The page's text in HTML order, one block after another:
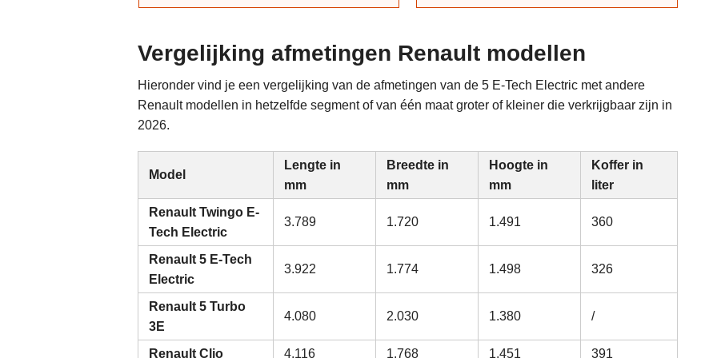
Vergelijking afmetingen Renault modellen
Hieronder vind je een vergelijking van de afmetingen van de 5 E-Tech Electric met andere
Renault modellen in hetzelfde segment of van één maat groter of kleiner die verkrijgbaar zijn in
2026.
Model
Lengte in
mm
Breedte in
mm
Hoogte in
mm
Koffer in
liter
Renault Twingo E-
Tech Electric
3.789 1.720 1.491 360
Renault 5 E-Tech
Electric
3.922 1.774 1.498 326
Renault 5 Turbo
3E
4.080 2.030 1.380 /
Renault Clio 4.116 1.768 1.451 391